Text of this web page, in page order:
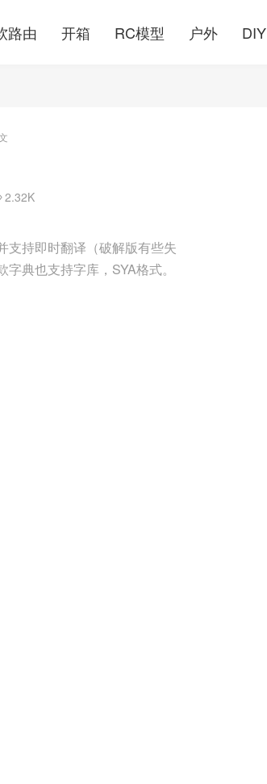
路由 开箱 RC模型 户外 DIY
2.32K
支持即时翻译（破解版有些失
典也支持字库，SYA格式。